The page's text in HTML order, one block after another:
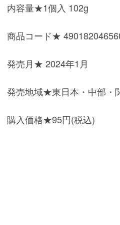
内容量★1個入 102g
商品コード★
発売月★ 2024年1月
発売地域★東日本・中部・
購入価格★95円(税込)